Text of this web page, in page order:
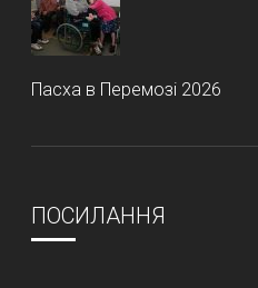
Пасха в Перемозі 2026
ПОСИЛАННЯ